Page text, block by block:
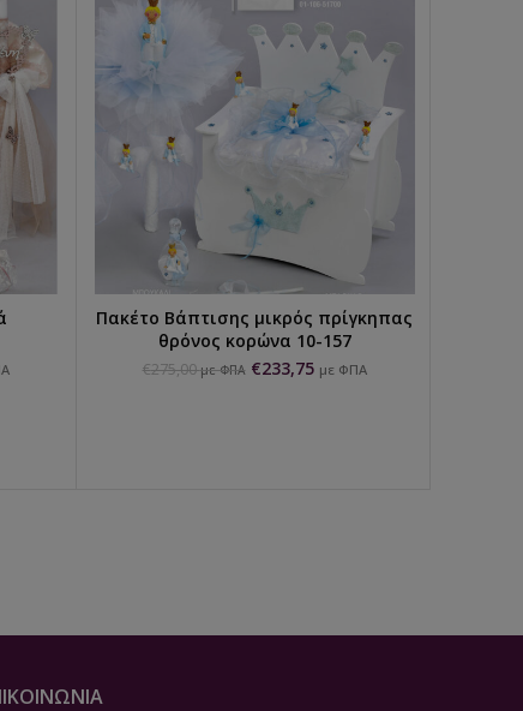
ΕΠΙΛΟΓΉ...
Πακέτο Βάπτισης μικρός πρίγκηπας
θρόνος κορώνα 10-157
€275,00 με ΦΠΑ €233,75 με ΦΠΑ